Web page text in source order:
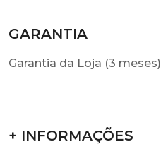
GARANTIA
Garantia da Loja (3 meses)
+ INFORMAÇÕES